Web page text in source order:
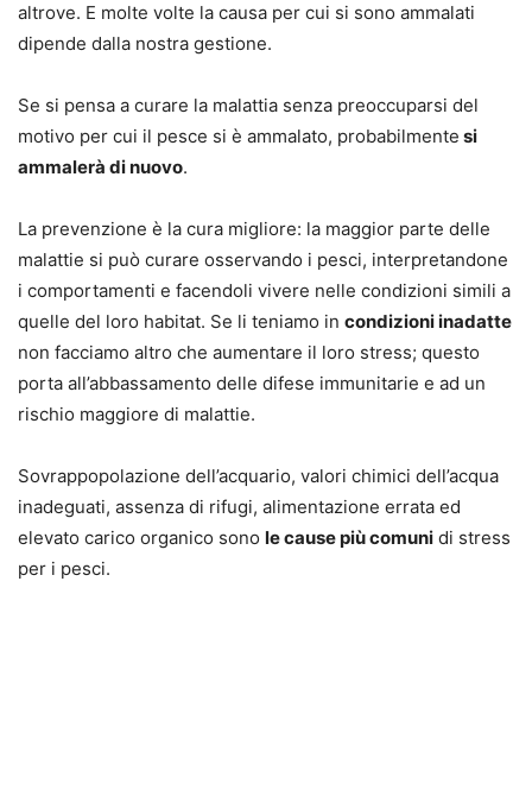
altrove. E molte volte la causa per cui si sono ammalati
dipende dalla nostra gestione.
Se si pensa a curare la malattia senza preoccuparsi del
motivo per cui il pesce si è ammalato, probabilmente si
ammalerà di nuovo.
La prevenzione è la cura migliore: la maggior parte delle
malattie si può curare osservando i pesci, interpretandone
i comportamenti e facendoli vivere nelle condizioni simili a
quelle del loro habitat. Se li teniamo in condizioni inadatte
non facciamo altro che aumentare il loro stress; questo
porta all’abbassamento delle difese immunitarie e ad un
rischio maggiore di malattie.
Sovrappopolazione dell’acquario, valori chimici dell’acqua
inadeguati, assenza di rifugi, alimentazione errata ed
elevato carico organico sono le cause più comuni di stress
per i pesci.